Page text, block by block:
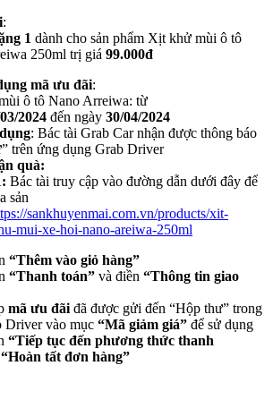
:
1 dành cho sản phẩm Xịt khử mùi ô tô
250ml trị giá 99.000đ
mã ưu đãi:
ô tô Nano Arreiwa: từ
2024 đến ngày 30/04/2024
: Bác tài Grab Car nhận được thông báo
trên ứng dụng Grab Driver
quà:
Bác tài truy cập vào đường dẫn dưới đây để
sản
sankhuyenmai.com.vn/products/xit-
mui-xe-hoi-nano-areiwa-250ml
“Thêm vào giỏ hàng”
“Thanh toán” và điền “Thông tin giao
mã ưu đãi đã được gửi đến “Hộp thư” trong
Driver vào mục “Mã giảm giá” để sử dụng
“Tiếp tục đến phương thức thanh
“Hoàn tất đơn hàng”